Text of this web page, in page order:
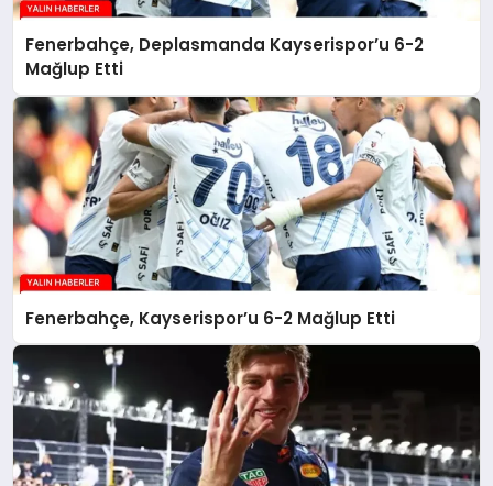
Fenerbahçe, Deplasmanda Kayserispor’u 6-2
Mağlup Etti
Fenerbahçe, Kayserispor’u 6-2 Mağlup Etti